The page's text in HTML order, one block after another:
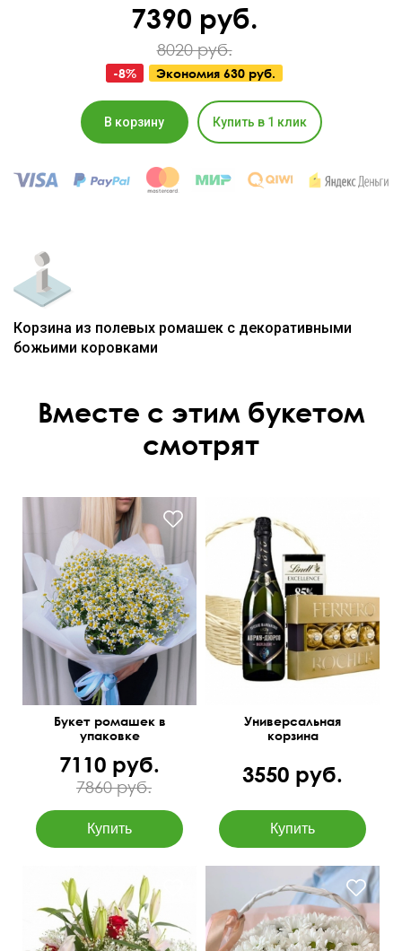
7390 руб.
8020 руб.
-8% Экономия 630 руб.
В корзину Купить в 1 клик
Корзина из полевых ромашек с декоративными
божьими коровками
Вместе с этим букетом
смотрят
Букет ромашек в
упаковке
7110 руб.
7860 руб.
Универсальная
корзина
3550 руб.